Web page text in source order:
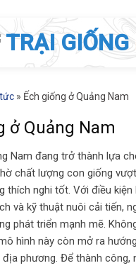
» Ếch giống ở Quảng Nam
ở Quảng Nam
Nam đang trở thành lựa
chất lượng con giống
thích nghi tốt. Với điều kiện
và kỹ thuật nuôi cải tiến,
phát triển mạnh mẽ.
hình này còn mở ra
địa phương. Để thành công,